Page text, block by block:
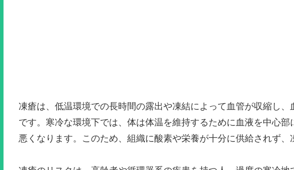
凍瘡は、低温環境での長時間の露出や凍結によって血管が収縮し
です。寒冷な環境下では、体は体温を維持するために血液を中心
悪くなります。このため、組織に酸素や栄養が十分に供給されず、